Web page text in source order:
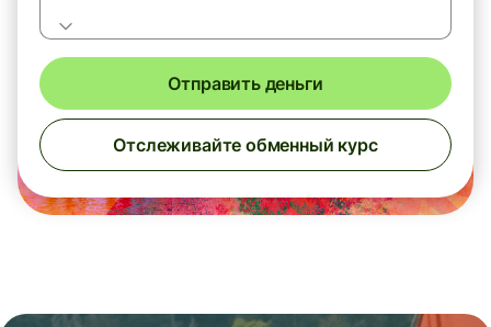
Отправить деньги
Отслеживайте обменный курс